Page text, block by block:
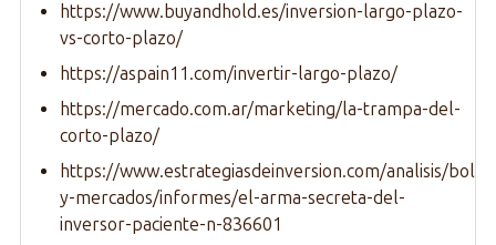
https://www.buyandhold.es/inversion-largo-plazo-
vs-corto-plazo/
https://aspain11.com/invertir-largo-plazo/
https://mercado.com.ar/marketing/la-trampa-del-
corto-plazo/
https://www.estrategiasdeinversion.com/analisis/
y-mercados/informes/el-arma-secreta-del-
inversor-paciente-n-836601